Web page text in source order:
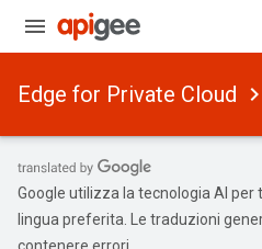
Edge for Private Cloud
Google utilizza la tecnologia AI
lingua preferita. Le traduzioni